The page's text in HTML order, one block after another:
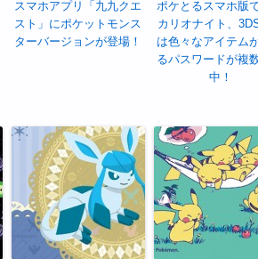
スマホアプリ「九九クエ
スト」にポケットモンス
ターバージョンが登場！
ポケとるスマホ版
カリオナイト、
は色々なアイテム
るパスワードが複
中！